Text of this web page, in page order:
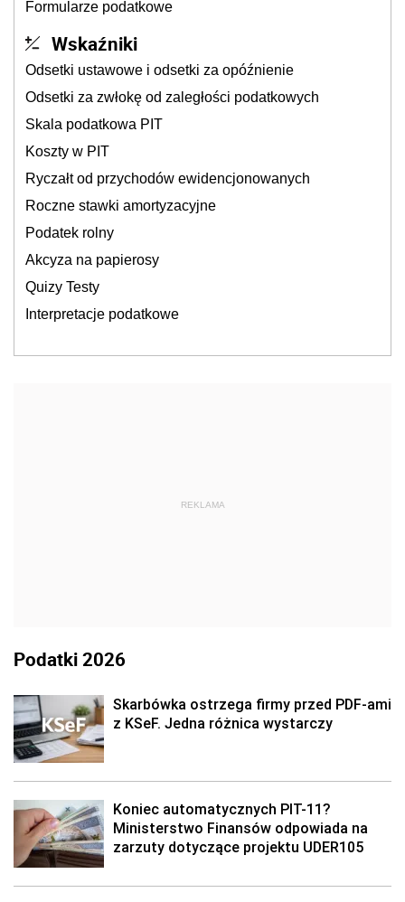
Formularze podatkowe
Wskaźniki
Odsetki ustawowe i odsetki za opóźnienie
Odsetki za zwłokę od zaległości podatkowych
Skala podatkowa PIT
Koszty w PIT
Ryczałt od przychodów ewidencjonowanych
Roczne stawki amortyzacyjne
Podatek rolny
Akcyza na papierosy
Quizy Testy
Interpretacje podatkowe
REKLAMA
Podatki 2026
Skarbówka ostrzega firmy przed PDF-ami
z KSeF. Jedna różnica wystarczy
Koniec automatycznych PIT-11?
Ministerstwo Finansów odpowiada na
zarzuty dotyczące projektu UDER105